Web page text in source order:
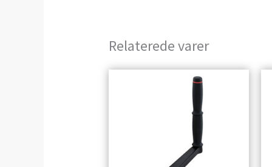
Relaterede varer